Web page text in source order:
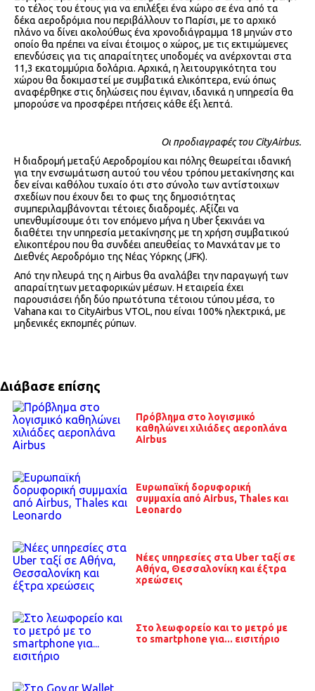
το τέλος του έτους για να επιλέξει ένα χώρο σε ένα από τα
δέκα αεροδρόμια που περιβάλλουν το Παρίσι, με το αρχικό
πλάνο να δίνει ακολούθως ένα χρονοδιάγραμμα 18 μηνών στο
οποίο θα πρέπει να είναι έτοιμος ο χώρος, με τις εκτιμώμενες
επενδύσεις για τις απαραίτητες υποδομές να ανέρχονται στα
11,3 εκατομμύρια δολάρια. Αρχικά, η λειτουργικότητα του
χώρου θα δοκιμαστεί με συμβατικά ελικόπτερα, ενώ όπως
αναφέρθηκε στις δηλώσεις που έγιναν, ιδανικά η υπηρεσία θα
μπορούσε να προσφέρει πτήσεις κάθε έξι λεπτά.
Οι προδιαγραφές του CityAirbus.
Η διαδρομή μεταξύ Αεροδρομίου και πόλης θεωρείται ιδανική
για την ενσωμάτωση αυτού του νέου τρόπου μετακίνησης και
δεν είναι καθόλου τυχαίο ότι στο σύνολο των αντίστοιχων
σχεδίων που έχουν δει το φως της δημοσιότητας
συμπεριλαμβάνονται τέτοιες διαδρομές. Αξίζει να
υπενθυμίσουμε ότι τον επόμενο μήνα η Uber ξεκινάει να
διαθέτει την υπηρεσία μετακίνησης με τη χρήση συμβατικού
ελικοπτέρου που θα συνδέει απευθείας το Μανχάταν με το
Διεθνές Αεροδρόμιο της Νέας Υόρκης (JFK).
Από την πλευρά της η Airbus θα αναλάβει την παραγωγή των
απαραίτητων μεταφορικών μέσων. Η εταιρεία έχει
παρουσιάσει ήδη δύο πρωτότυπα τέτοιου τύπου μέσα, το
Vahana και το CityAirbus VTOL, που είναι 100% ηλεκτρικά, με
μηδενικές εκπομπές ρύπων.
Διάβασε επίσης
Πρόβλημα στο λογισμικό
καθηλώνει χιλιάδες αεροπλάνα
Airbus
Ευρωπαϊκή δορυφορική
συμμαχία από Airbus, Thales και
Leonardo
Νέες υπηρεσίες στα Uber ταξί σε
Αθήνα, Θεσσαλονίκη και έξτρα
χρεώσεις
Στο λεωφορείο και το μετρό με
το smartphone για... εισιτήριο